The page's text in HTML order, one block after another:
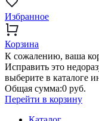
Избранное
Корзина
К сожалению, ваша
Исправить это
выберите в каталоге
Общая сумма:0 руб.
Перейти в корзину